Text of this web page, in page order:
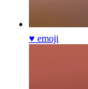
♥️ emoji